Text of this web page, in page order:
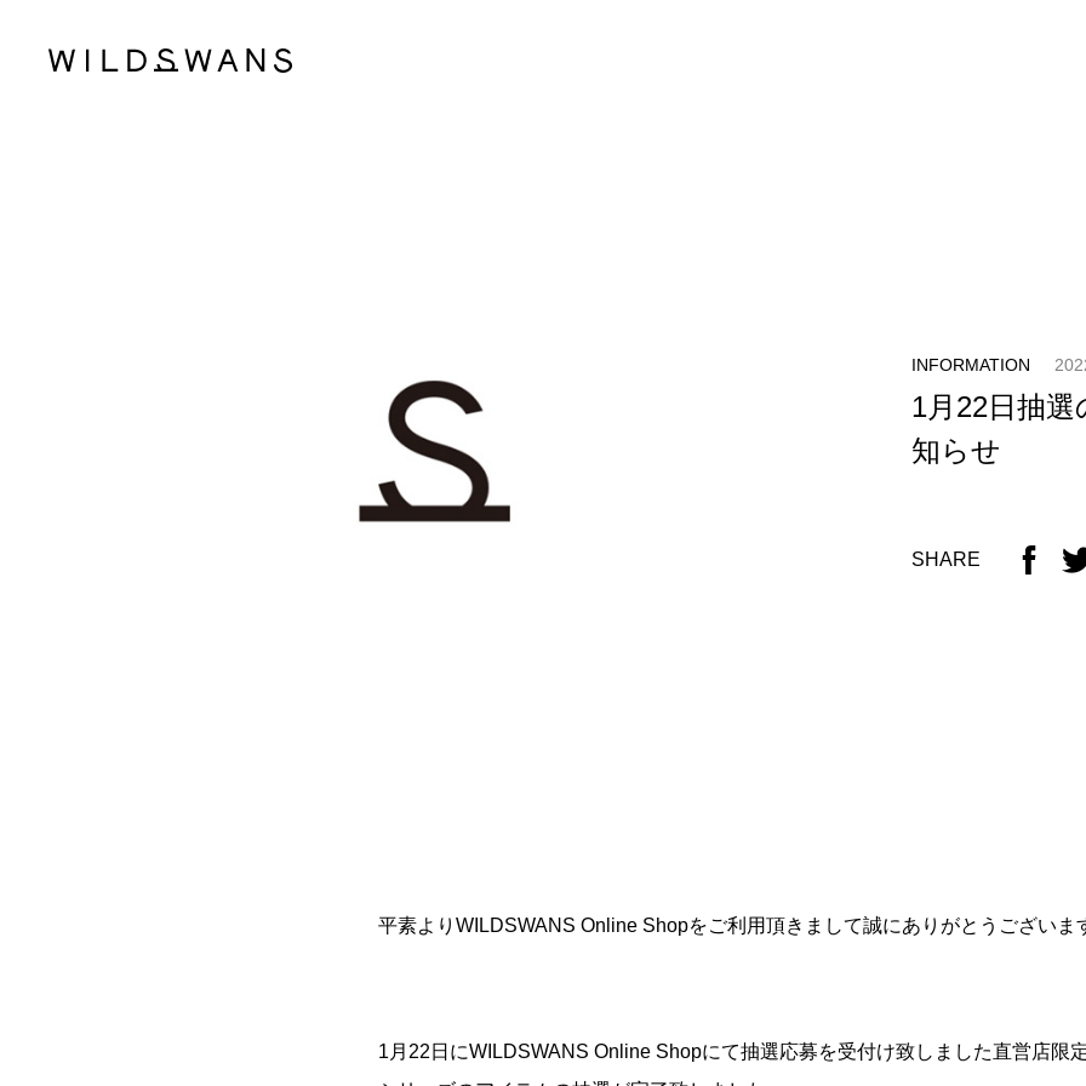
INFORMATION
1月22日抽
知らせ
SHARE
平素よりWILDSWANS Online Shopをご利用頂きまして誠にありがとうございま
1月22日にWILDSWANS Online Shopにて抽選応募を受付け致しました直営店限